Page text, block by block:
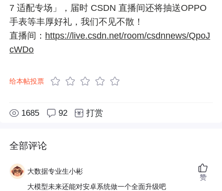
7 适配专场」，届时 CSDN 直播间还将抽送OPPO
手表等丰厚好礼，我们不见不散！
直播间： https://live.csdn.net/room/csdnnews/QpoJ
cWDo
给本帖投票
1685 92 打赏
全部评论
大数据专业生小彬
大模型未来还能对安卓系统做一个全面升级吧
赞